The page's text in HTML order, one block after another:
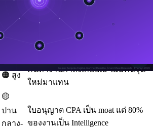
🟠 สูง
คัดกรอง, จับคู่, ติดต่อเป็นงาน
🟠 สูง
คนทำงานกำลังเกษียณ ไม่มีคนรุ่น
ใหม่มาแทน
🟡
ปาน
กลาง-
ใบอนุญาต CPA เป็น moat แต่ 80%
ของงานเป็น Intelligence